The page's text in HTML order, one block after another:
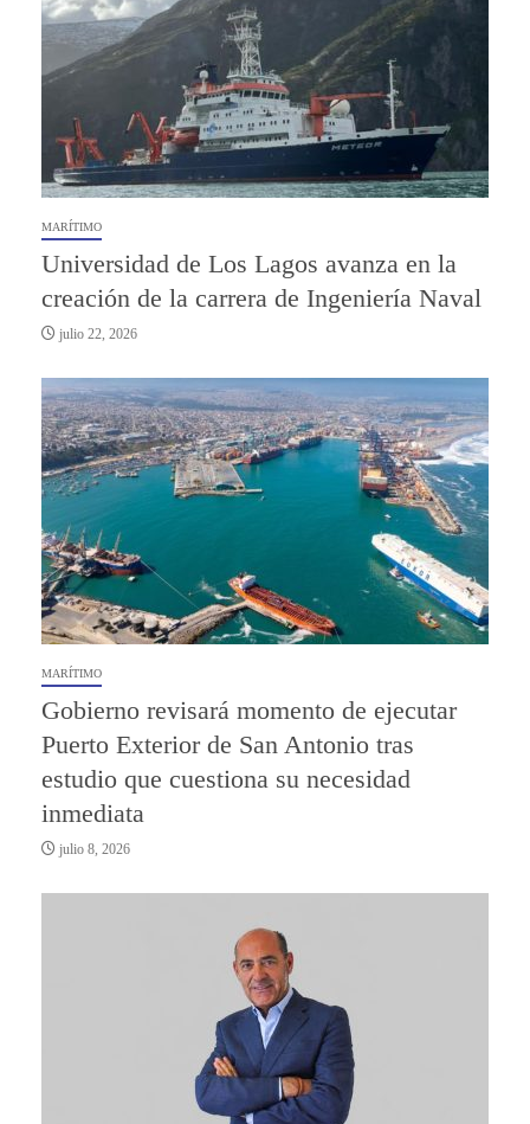
MARÍTIMO
Universidad de Los Lagos avanza en la
creación de la carrera de Ingeniería Naval
julio 22, 2026
MARÍTIMO
Gobierno revisará momento de ejecutar
Puerto Exterior de San Antonio tras
estudio que cuestiona su necesidad
inmediata
julio 8, 2026